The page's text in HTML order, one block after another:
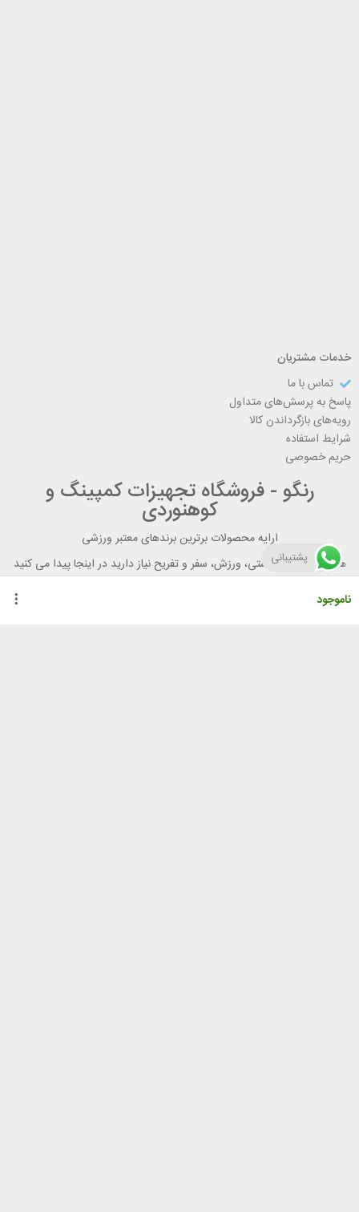
ناموجود
خدمات مشتریان
تماس با ما
پاسخ به پرسش‌های متداول
رویه‌های بازگرداندن کالا
شرایط استفاده
حریم خصوصی
رنگو - فروشگاه تجهیزات کمپینگ و
کوهنوردی
ارایه محصولات برترین برندهای معتبر ورزشی
هر آنچه برای تندرستی، ورزش، سفر و تفریح نیاز دارید در اینجا پیدا می کنید
پشتیبانی